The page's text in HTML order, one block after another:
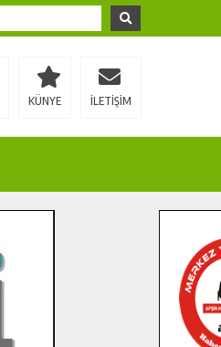
KÜNYE İLETİŞİM